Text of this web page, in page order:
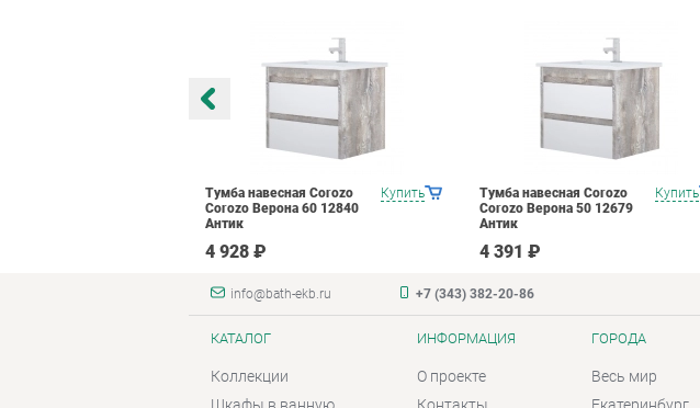
Купить
Тумба навесная Corozo
Corozo Верона 60 12840
Антик
4 928 ₽
Купить
Тумба навесная Corozo
Corozo Верона 50 12679
Антик
4 391 ₽
info@bath-ekb.ru +7 (343) 382-20-86
КАТАЛОГ
Коллекции
Шкафы в ванную
ИНФОРМАЦИЯ
О проекте
Контакты
ГОРОДА
Весь мир
Екатеринбург